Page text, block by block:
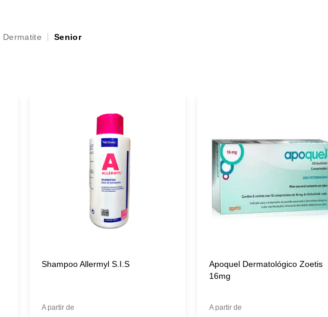
Dermatite Senior
Shampoo Allermyl S.I.S
A partir de
Apoquel Dermatológico Zoetis
16mg
A partir de